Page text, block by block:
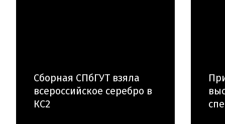
Сборная СПбГУТ взяла
всероссийское серебро в
КС2